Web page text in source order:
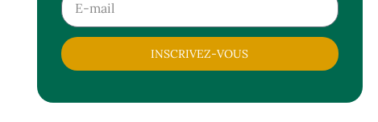
INSCRIVEZ-VOUS